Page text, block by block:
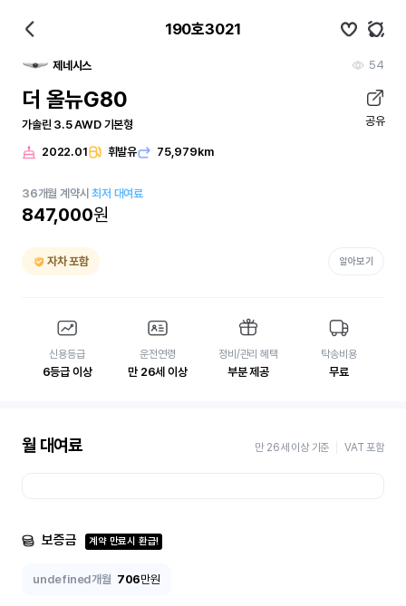
190호3021
제네시스 54
더 올뉴G80
가솔린 3.5 AWD 기본형 공유
2022.01 휘발유 75,979km
36개월 계약시최저 대여료
847,000원
자차 포함 알아보기
신용등급
6등급 이상
운전연령
만 26세 이상
정비/관리 혜택
부분 제공
탁송비용
무료
월 대여료 만 26세 이상 기준 VAT 포함
보증금 계약 만료시 환급!
undefined개월 706만원